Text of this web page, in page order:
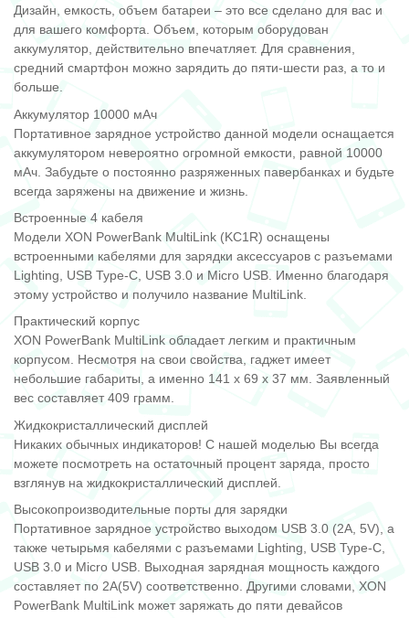
Дизайн, емкость, объем батареи – это все сделано для вас и
для вашего комфорта. Объем, которым оборудован
аккумулятор, действительно впечатляет. Для сравнения,
средний смартфон можно зарядить до пяти-шести раз, а то и
больше.
Аккумулятор 10000 мАч
Портативное зарядное устройство данной модели оснащается
аккумулятором невероятно огромной емкости, равной 10000
мАч. Забудьте о постоянно разряженных павербанках и будьте
всегда заряжены на движение и жизнь.
Встроенные 4 кабеля
Модели XON PowerBank MultiLink (KC1R) оснащены
встроенными кабелями для зарядки аксессуаров с разъемами
Lighting, USB Type-C, USB 3.0 и Micro USB. Именно благодаря
этому устройство и получило название MultiLink.
Практический корпус
XON PowerBank MultiLink обладает легким и практичным
корпусом. Несмотря на свои свойства, гаджет имеет
небольшие габариты, а именно 141 x 69 x 37 мм. Заявленный
вес составляет 409 грамм.
Жидкокристаллический дисплей
Никаких обычных индикаторов! С нашей моделью Вы всегда
можете посмотреть на остаточный процент заряда, просто
взглянув на жидкокристаллический дисплей.
Высокопроизводительные порты для зарядки
Портативное зарядное устройство выходом USB 3.0 (2A, 5V), а
также четырьмя кабелями с разъемами Lighting, USB Type-C,
USB 3.0 и Micro USB. Выходная зарядная мощность каждого
составляет по 2A(5V) соответственно. Другими словами, XON
PowerBank MultiLink может заряжать до пяти девайсов